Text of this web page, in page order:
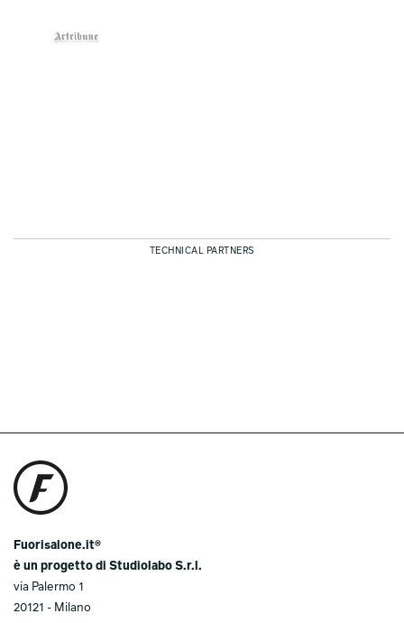
TECHNICAL PARTNERS
Fuorisalone.it®
è un progetto di Studiolabo S.r.l.
via Palermo 1
20121 - Milano